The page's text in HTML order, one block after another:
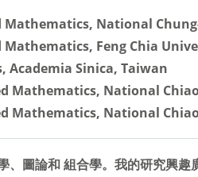
National
Feng Chia
Academia Sinica, Taiwan
Mathematics, National
Mathematics, National
圖論和 組合學。我的研究興